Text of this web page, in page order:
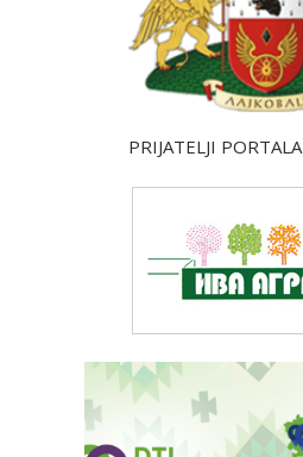
PRIJATELJI PORTALA